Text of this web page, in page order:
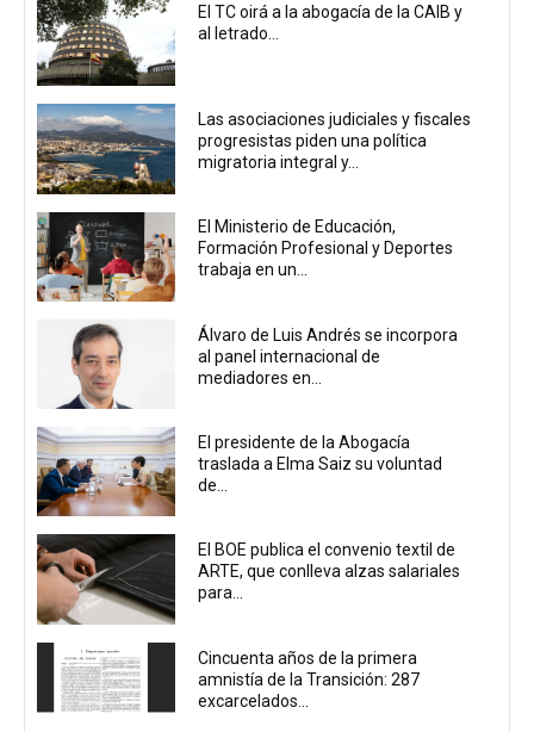
El TC oirá a la abogacía de la CAIB y
al letrado...
Las asociaciones judiciales y fiscales
progresistas piden una política
migratoria integral y...
El Ministerio de Educación,
Formación Profesional y Deportes
trabaja en un...
Álvaro de Luis Andrés se incorpora
al panel internacional de
mediadores en...
El presidente de la Abogacía
traslada a Elma Saiz su voluntad
de...
El BOE publica el convenio textil de
ARTE, que conlleva alzas salariales
para...
Cincuenta años de la primera
amnistía de la Transición: 287
excarcelados...